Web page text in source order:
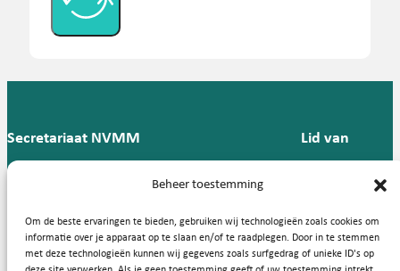
Beheer toestemming
Om de beste ervaringen te bieden, gebruiken wij technologieën zoals cookies om
informatie over je apparaat op te slaan en/of te raadplegen. Door in te stemmen
met deze technologieën kunnen wij gegevens zoals surfgedrag of unieke ID's op
Secretariaat NVMM
Groningen
T: 088 -
57
Lid van